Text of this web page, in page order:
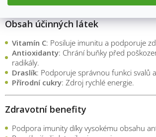
Obsah účinných látek
Vitamín C: Posiluje imunitu a podporuje
Antioxidanty: Chrání buňky před
radikály.
Draslík: Podporuje správnou funkci svalů
Přírodní cukry: Zdroj rychlé energie.
Zdravotní benefity
Podpora imunity díky vysokému obsahu